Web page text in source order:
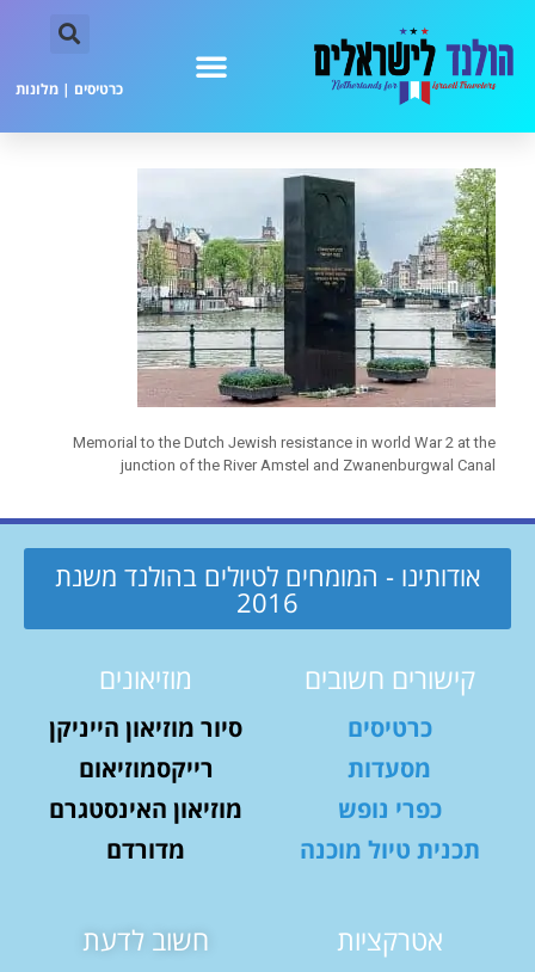
כרטיסים | מלונות
Memorial to the Dutch Jewish resistance in world War 2 at the
junction of the River Amstel and Zwanenburgwal Canal
אודותינו - המומחים לטיולים בהולנד משנת
2016
קישורים חשובים
כרטיסים
מסעדות
כפרי נופש
תכנית טיול מוכנה
מוזיאונים
סיור מוזיאון הייניקן
רייקסמוזיאום
מוזיאון האינסטגרם
מדורדם
אטרקציות חשוב לדעת